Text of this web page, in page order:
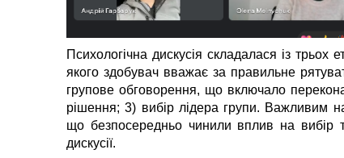
Психологічна дискусія складалася із
якого здобувач вважає за правильне
групове обговорення, що включало
рішення; 3) вибір лідера групи. Важливим
що безпосередньо чинили вплив на вибір
дискусії.